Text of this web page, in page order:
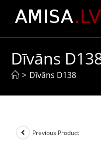
Dīvāns
> Dīvāns D138
Previous Product